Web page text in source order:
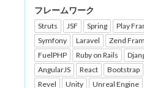
フレームワーク
Struts JSF Spring Play
Symfony
Laravel Zend
FuelPHP
Ruby on Rails
AngularJS
React Bootstrap
Revel
Unity Unreal Engine